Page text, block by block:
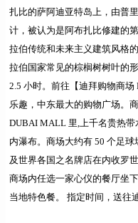
扎比的萨阿迪亚特岛上，由普
计，被认为是阿布扎比修建的
拉伯传统和未来主义建筑风格
拉伯国家常见的棕榈树树叶的形
2.5 小时。前往 【迪拜购物商
乐趣，中东最大的购物广场。
DUBAI MALL 里,上千名贵热带
内瀑布。商场大约有 50 个足
及世界各国之名牌店在内收罗
商场内任选一家心仪的餐厅坐
当地特色餐。 指定时间，送往